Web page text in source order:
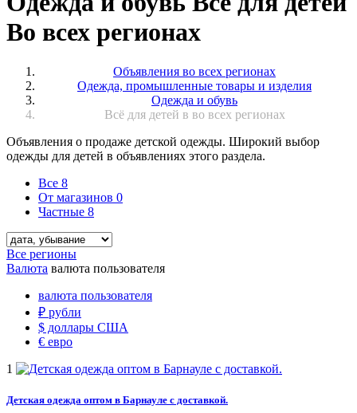
Во всех регионах
Объявления во всех регионах
Одежда, промышленные товары и изделия
Одежда и обувь
Всё для детей в во всех регионах
Объявления о продаже детской одежды. Широкий выбор
одежды для детей в объявлениях этого раздела.
Все 8
От магазинов 0
Частные 8
Все регионы
Валюта валюта пользователя
валюта пользователя
₽ рубли
$ доллары США
€ евро
1
Детская одежда оптом в Барнауле с доставкой.